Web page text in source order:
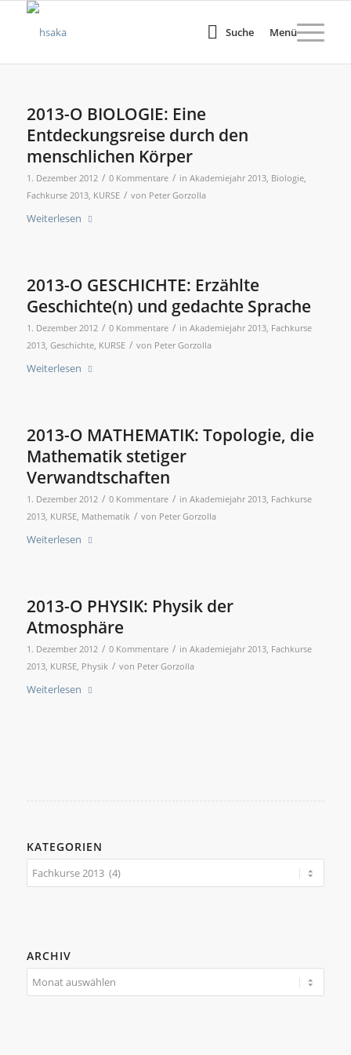
Suche Menü
2013-O BIOLOGIE: Eine
Entdeckungsreise durch den
menschlichen Körper
1. Dezember 2012 / 0 Kommentare / in Akademiejahr 2013, Biologie,
Fachkurse 2013, KURSE / von Peter Gorzolla
Weiterlesen
2013-O GESCHICHTE: Erzählte
Geschichte(n) und gedachte Sprache
1. Dezember 2012 / 0 Kommentare / in Akademiejahr 2013, Fachkurse
2013, Geschichte, KURSE / von Peter Gorzolla
Weiterlesen
2013-O MATHEMATIK: Topologie, die
Mathematik stetiger
Verwandtschaften
1. Dezember 2012 / 0 Kommentare / in Akademiejahr 2013, Fachkurse
2013, KURSE, Mathematik / von Peter Gorzolla
Weiterlesen
2013-O PHYSIK: Physik der
Atmosphäre
1. Dezember 2012 / 0 Kommentare / in Akademiejahr 2013, Fachkurse
2013, KURSE, Physik / von Peter Gorzolla
Weiterlesen
KATEGORIEN
Kategorien
ARCHIV